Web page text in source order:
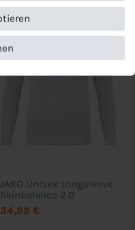
JAKO Unisex Longsleeve
Skinbalance 2.0
34,99 €
Verwendung
Daten­schutz­erklärung